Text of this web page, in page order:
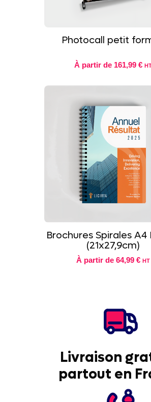
Photocall petit
À partir de 161,99 €
Brochures Spirales A4
(21x27,9cm)
À partir de 64,99 € HT
Livraison
partout en